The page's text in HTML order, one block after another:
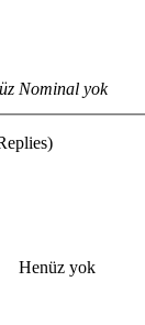
Nominal yok
Henüz yok